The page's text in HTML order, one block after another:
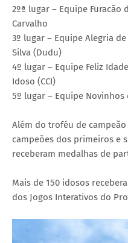
2ºª lugar – Equipe Furacão
Carvalho
3º lugar – Equipe Alegria
Silva (Dudu)
4º lugar – Equipe Feliz
Idoso (CCI)
5º lugar – Equipe
Além do troféu de
campeões dos primeiros e
receberam medalhas de
Mais de 150 idosos
dos Jogos Interativos do